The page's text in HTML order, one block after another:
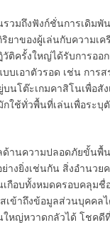
วมถึงฟังก์ชั่นการเดิมพั
ยาของผู้เล่นกับความเ
ติครั้งใหญ่ได้รับการออ
บเอาตัวรอด เช่น การ
นโต๊ะเกมคาสิโนเพื่อสั
ใช้ทั่วพื้นที่เล่นเพื่อระบุ
ด้านความปลอดภัยขั้นพื้
างยิ่งเช่นกัน สิ่งอำนวย
กือบทั้งหมดครอบคลุมชื่
เข้าถึงข้อมูลส่วนบุคคล
หญ่หวาดกลัวได้ โชคดี